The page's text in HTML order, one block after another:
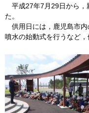
平成27年7月29日から，
た。
供用日には，鹿児島市
噴水の始動式を行うなど，